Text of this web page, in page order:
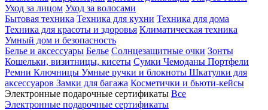
Уход за лицом Уход за волосами
Бытовая техника Техника для кухни Техника для дома
Техника для красоты и здоровья Климатическая техника
Умный дом и безопасность
Белье и аксессуары Белье Солнцезащитные очки Зонты
Кошельки, визитницы, кисеты Сумки Чемоданы Портфели
Ремни Ключницы Умные ручки и блокноты Шкатулки для
аксессуаров Замки для багажа Косметички и бьюти-кейсы
Электронные подарочные сертификаты Все
Электронные подарочные сертификаты